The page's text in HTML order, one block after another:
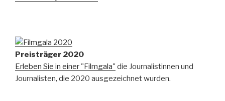
Preisträger 2020
Erleben Sie in einer "Filmgala" die Journalistinnen und
Journalisten, die 2020 ausgezeichnet wurden.